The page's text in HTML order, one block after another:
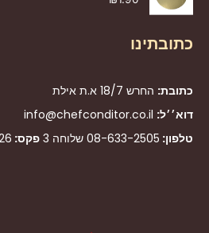
כתובתינו
כתובת: החרש 18/7 א.ת אילת
דוא׳׳ל: info@chefconditor.co.il
טלפון: 08-633-2505 שלוחה 3 פקס: